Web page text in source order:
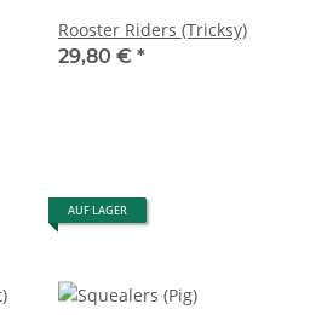
Rooster Riders (Tricksy)
29,80 € *
AUF LAGER